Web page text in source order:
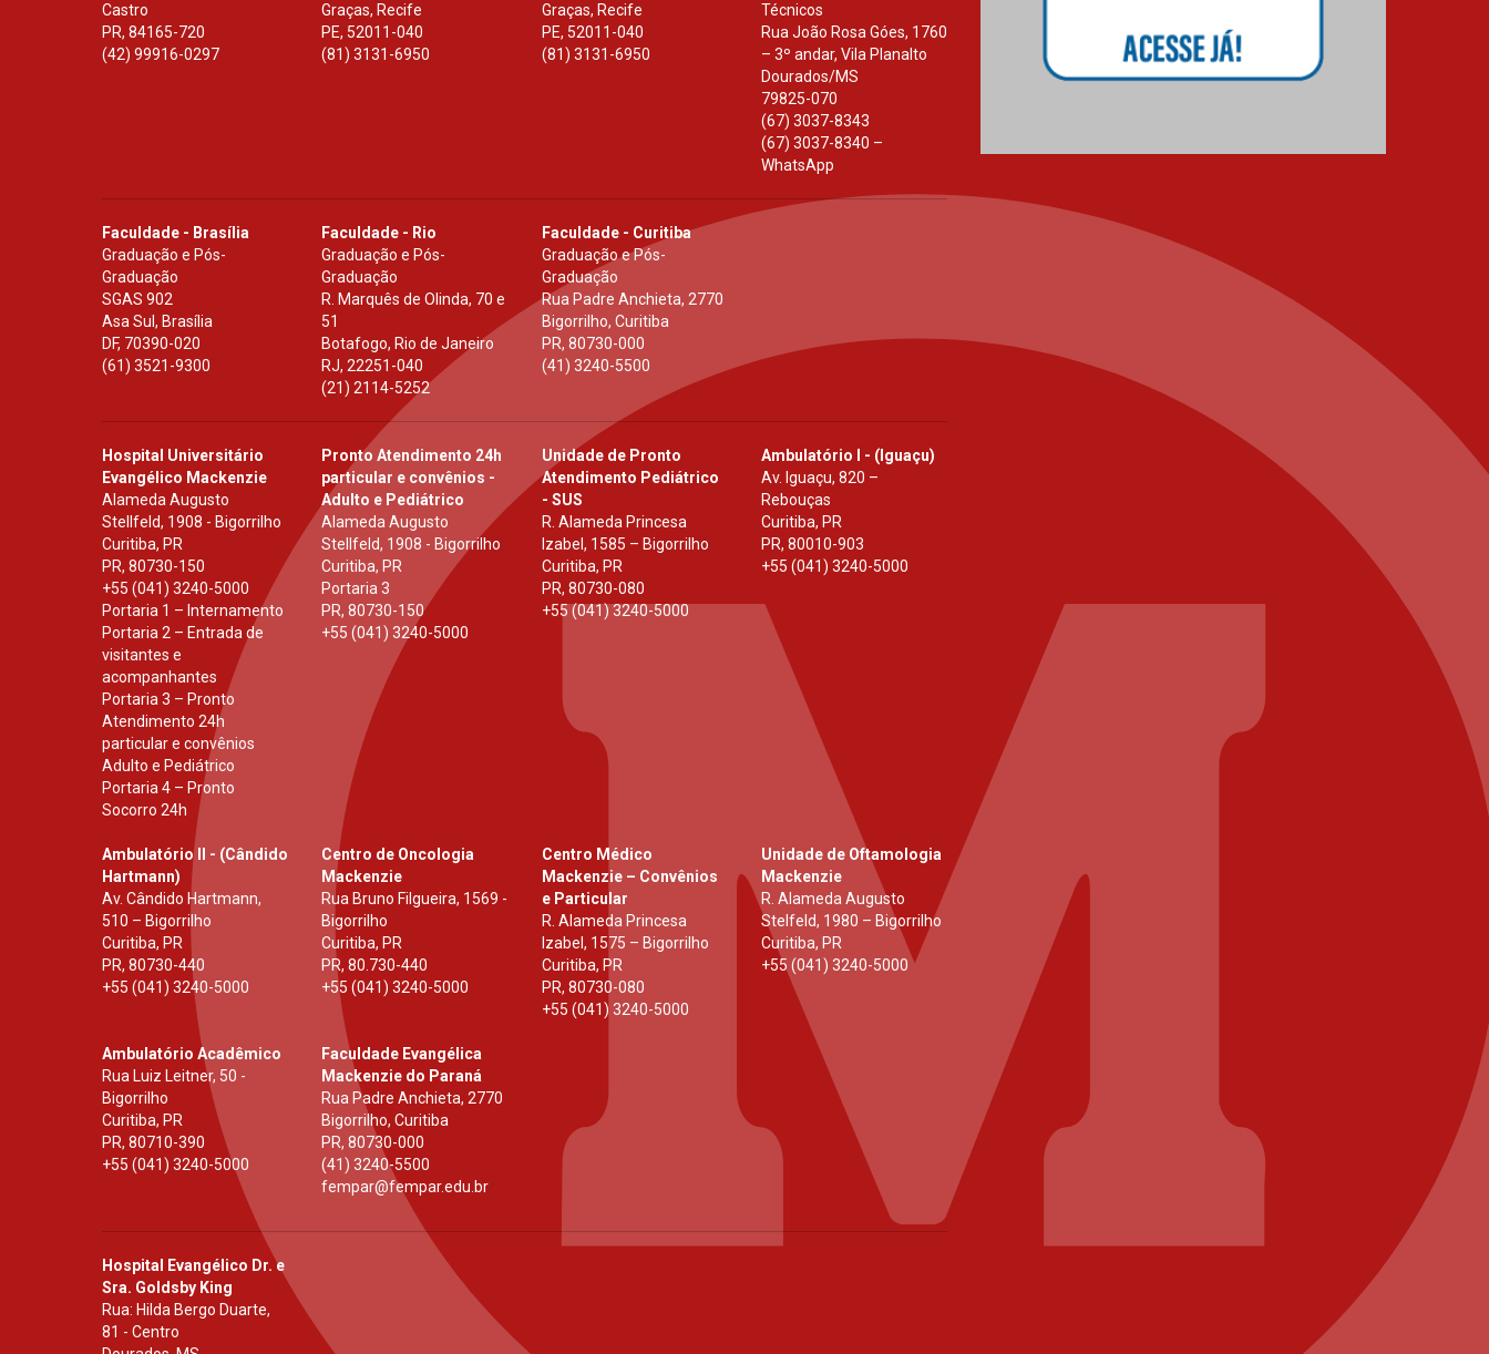
Castro
PR, 84165-720
(42) 99916-0297
Graças, Recife
PE, 52011-040
(81) 3131-6950
Graças, Recife
PE, 52011-040
(81) 3131-6950
Técnicos
Rua João Rosa Góes, 1760
– 3º andar, Vila Planalto
Dourados/MS
79825-070
(67) 3037-8343
(67) 3037-8340 –
WhatsApp
Faculdade - Brasília
Graduação e Pós-
Graduação
SGAS 902
Asa Sul, Brasília
DF, 70390-020
(61) 3521-9300
Faculdade - Rio
Graduação e Pós-
Graduação
R. Marquês de Olinda, 70 e
51
Botafogo, Rio de Janeiro
RJ,22251-040
(21) 2114-5252
Faculdade - Curitiba
Graduação e Pós-
Graduação
Rua Padre Anchieta, 2770
Bigorrilho, Curitiba
PR, 80730-000
(41) 3240-5500
Hospital Universitário
Evangélico Mackenzie
Alameda Augusto
Stellfeld, 1908 - Bigorrilho
Curitiba, PR
PR, 80730-150
+55 (041) 3240-5000
Portaria 1 – Internamento
Portaria 2 – Entrada de
visitantes e
acompanhantes
Portaria 3 – Pronto
Atendimento 24h
particular e convênios
Adulto e Pediátrico
Portaria 4 – Pronto
Socorro 24h
Pronto Atendimento 24h
particular e convênios -
Adulto e Pediátrico
Alameda Augusto
Stellfeld, 1908 - Bigorrilho
Curitiba, PR
Portaria 3
PR,80730-150
+55 (041) 3240-5000
Unidade de Pronto
Atendimento Pediátrico
- SUS
R. Alameda Princesa
Izabel, 1585 – Bigorrilho
Curitiba, PR
PR, 80730-080
+55 (041) 3240-5000
Ambulatório I - (Iguaçu)
Av. Iguaçu, 820 –
Rebouças
Curitiba, PR
PR, 80010-903
+55 (041) 3240-5000
Ambulatório II - (Cândido
Hartmann)
Av. Cândido Hartmann,
510 – Bigorrilho
Curitiba, PR
PR, 80730-440
+55 (041) 3240-5000
Centro de Oncologia
Mackenzie
Rua Bruno Filgueira, 1569 -
Bigorrilho
Curitiba, PR
PR,80.730-440
+55 (041) 3240-5000
Centro Médico
Mackenzie – Convênios
e Particular
R. Alameda Princesa
Izabel, 1575 – Bigorrilho
Curitiba, PR
PR, 80730-080
+55 (041) 3240-5000
Unidade de Oftamologia
Mackenzie
R. Alameda Augusto
Stelfeld, 1980 – Bigorrilho
Curitiba, PR
+55 (041) 3240-5000
Ambulatório Acadêmico
Rua Luiz Leitner, 50 -
Bigorrilho
Curitiba, PR
PR, 80710-390
+55 (041) 3240-5000
Faculdade Evangélica
Mackenzie do Paraná
Rua Padre Anchieta, 2770
Bigorrilho, Curitiba
PR,80730-000
(41) 3240-5500
fempar@fempar.edu.br
Hospital Evangélico Dr. e
Sra. Goldsby King
Rua: Hilda Bergo Duarte,
81 - Centro